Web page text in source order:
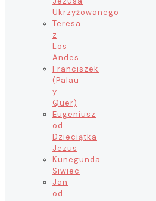
Ukrzyżowanego
Teresa
z
Los
Andes
Franciszek
(Palau
y
Quer)
Eugeniusz
od
Dzieciątka
Jezus
Kunegunda
Siwiec
Jan
od